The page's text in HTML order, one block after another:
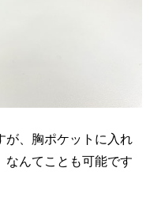
が、胸ポケットに入れ
んてことも可能です